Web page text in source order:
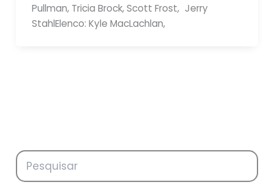
Pullman, Tricia Brock, Scott Frost, Jerry
StahlElenco: Kyle MacLachlan,